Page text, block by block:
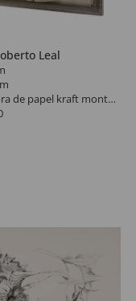
Leal
dobradura de papel kraft montada em caixa de acrílico